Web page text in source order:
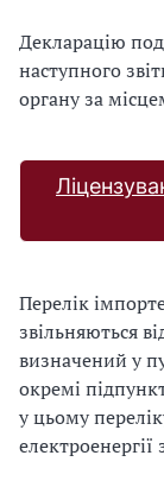
Декларацію
наступного
органу за
Перелік
звільняються
визначений у
окремі
у цьому